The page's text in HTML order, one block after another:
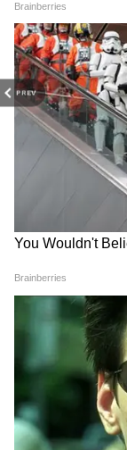
PREV
Related Articles
Yuva Shakti:
বার্ধক্য ভাতা
DA News: রাজ্য
ও 7th Pay
12